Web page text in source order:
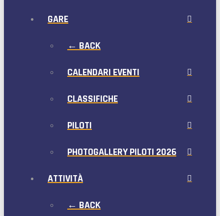
GARE
← BACK
CALENDARI EVENTI
CLASSIFICHE
PILOTI
PHOTOGALLERY PILOTI 2026
ATTIVITÀ
← BACK